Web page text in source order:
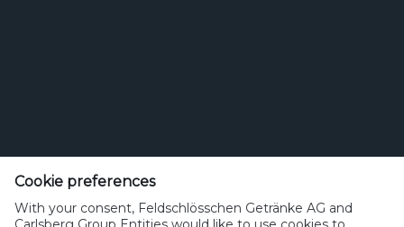
Theophil Roniger-Strasse
Cookie preferences
With your consent, Feldschlösschen Getränke AG and